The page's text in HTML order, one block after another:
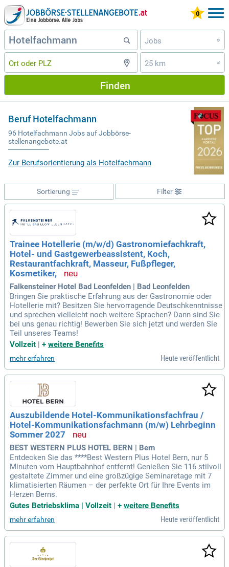
Jobs »
25 km »
Finden
Beruf Hotelfachmann
96 Hotelfachmann Jobs auf Jobbörse-
stellenangebote.at
Zur Berufsorientierung als Hotelfachmann
Filter
Sortierung
Trainee Hotellerie (m/w/d) Gastronomiefachkraft,
Hotel- und Gastgewerbeassistent, Koch,
Restaurantfachkraft, Masseur, Fußpfleger,
Kosmetiker,
Falkensteiner Hotel Bad Leonfelden | Bad Leonfelden
Bringen Sie praktische Erfahrung aus der Gastronomie oder
Hotellerie mit? Besitzen Sie hervorragende Deutschkenntnisse
und sprechen vielleicht noch weitere Sprachen? Dann sind Sie
bei uns genau richtig! Bewerben Sie sich jetzt und werden Sie
Teil unseres Teams!
Vollzeit | + weitere Benefits
mehr erfahren Heute veröffentlicht
Auszubildende Hotel-Kommunikationsfachfrau /
Hotel-Kommunikationsfachmann (m/w) Lehrbeginn
Sommer 2027
BEST WESTERN PLUS HOTEL BERN | Bern
Entdecken Sie das ****Best Western Plus Hotel Bern, nur 5
Minuten vom Hauptbahnhof entfernt! Genießen Sie 116 stilvoll
gestaltete Zimmer und eine großzügige Seminaretage mit 7
klimatisierten Räumen – der perfekte Ort für Ihre Events im
Herzen Berns.
Gutes Betriebsklima | Vollzeit
+ weitere Benefits
mehr erfahren Heute veröffentlicht